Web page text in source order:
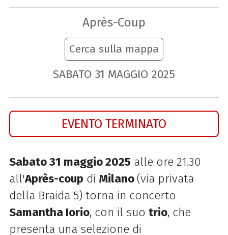
Après-Coup
Cerca sulla mappa
SABATO 31 MAGGIO 2025
EVENTO TERMINATO
Sabato 31 maggio 2025 alle ore 21.30
all'Après-coup di Milano(via privata
della Braida 5) torna in concerto
Samantha Iorio, con il suo trio, che
presenta una selezione di